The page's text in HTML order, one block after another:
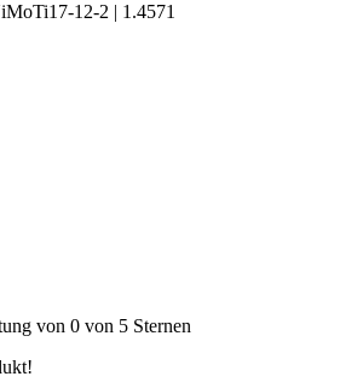
12-2 | 1.4571
von 0 von 5 Sternen